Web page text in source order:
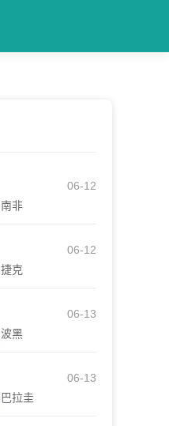
06-12
南非
06-12
捷克
06-13
波黑
06-13
巴拉圭